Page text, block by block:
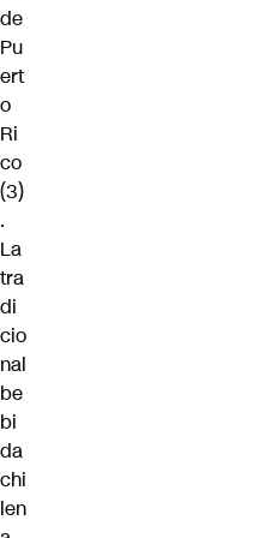
de
Pu
ert
o
Ri
co
(3)
.
La
tra
di
cio
nal
be
bi
da
chi
len